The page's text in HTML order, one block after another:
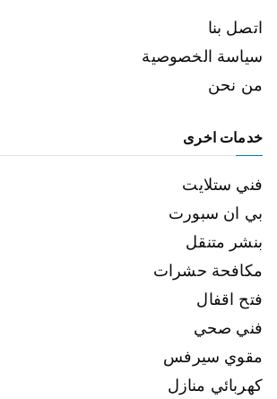
اتصل بنا
سياسة الخصوصية
من نحن
خدمات اخرى
فني ستلايت
بي ان سبورت
بنشر متنقل
مكافحة حشرات
فتح اقفال
فني صحي
مقوي سيرفس
كهربائي منازل